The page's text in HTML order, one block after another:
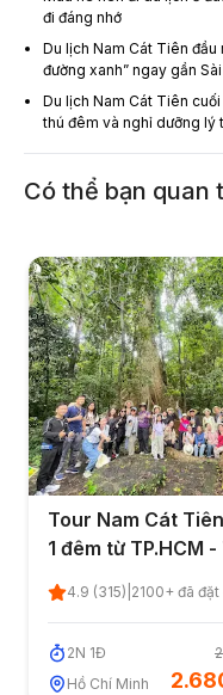
đi đáng nhớ
Du lịch Nam Cát Tiên đầu
đường xanh” ngay gần
Du lịch Nam Cát Tiên
thú đêm và nghỉ dưỡng lý
Có thể bạn quan
Tour Nam Cát
1 đêm từ TP.HCM
4.9 (315) 2100+ đã
2N 1Đ
Hồ Chí Minh